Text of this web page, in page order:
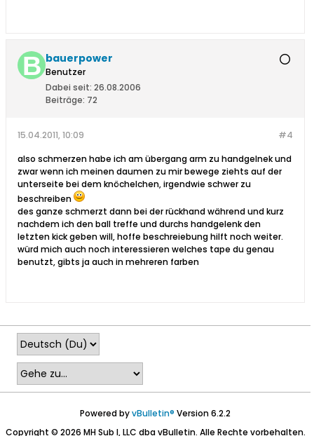
bauerpower
Benutzer
Dabei seit: 26.08.2006
Beiträge: 72
#4
15.04.2011, 10:09
also schmerzen habe ich am übergang arm zu handgelnek und
zwar wenn ich meinen daumen zu mir bewege ziehts auf der
unterseite bei dem knöchelchen, irgendwie schwer zu
beschreiben
des ganze schmerzt dann bei der rückhand während und kurz
nachdem ich den ball treffe und durchs handgelenk den
letzten kick geben will, hoffe beschreiebung hilft noch weiter.
würd mich auch noch interessieren welches tape du genau
benutzt, gibts ja auch in mehreren farben
Powered byvBulletin® Version 6.2.2
Copyright © 2026 MH Sub I, LLC dba vBulletin. Alle Rechte vorbehalten.